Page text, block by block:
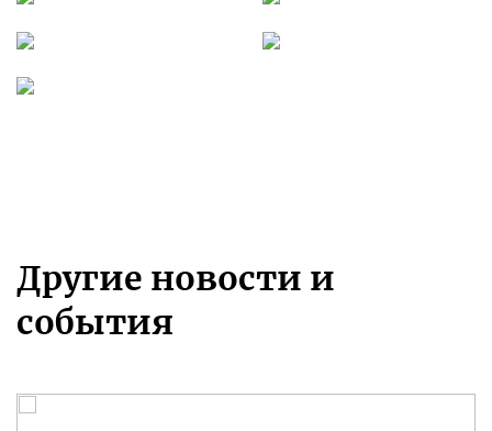
Другие новости и
события